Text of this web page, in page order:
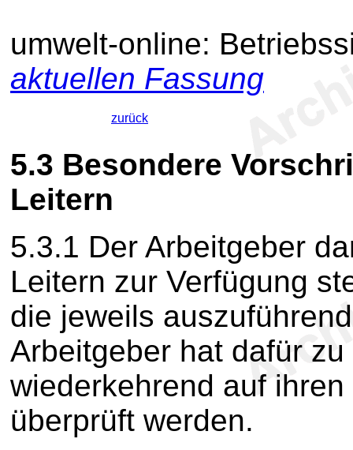
umwelt-online:
aktuellen Fassung
zurück
5.3 Besondere
Leitern
5.3.1 Der Arbeitgeber
Leitern zur Verfügung
die jeweils
Arbeitgeber hat dafür
wiederkehrend auf
überprüft werden.